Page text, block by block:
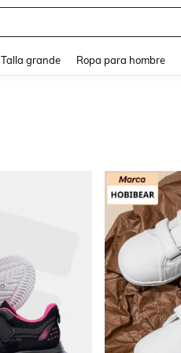
Talla grande Ropa para hombre